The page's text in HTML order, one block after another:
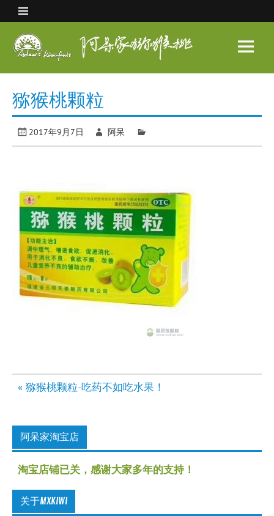
content
阿呆
家猕
猕猴桃颗粒
2017年9月7日 阿呆
文
航
« 猕猴桃颗粒-吃药不如吃水果！
阿呆家淘宝店
淘宝店铺已关，感谢大家多年的支持！
关于MXKIWI